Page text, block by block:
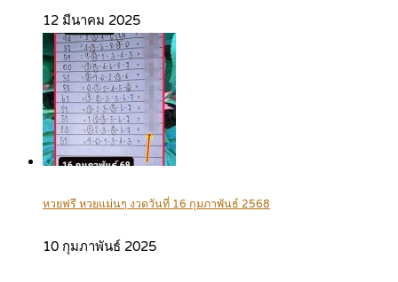
12 มีนาคม 2025
หวยฟรี หวยแม่นๆ งวดวันที่ 16 กุมภาพันธ์ 2568
10 กุมภาพันธ์ 2025